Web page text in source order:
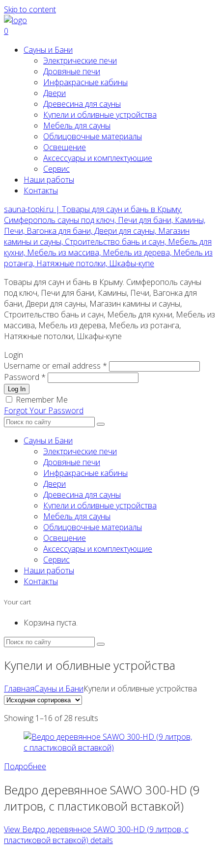
Skip to content
0
Сауны и Бани
Электрические печи
Дровяные печи
Инфракрасные кабины
Двери
Древесина для сауны
Купели и обливные устройства
Мебель для сауны
Облицовочные материалы
Освещение
Аксессуары и комплектующие
Сервис
Наши работы
Контакты
sauna-topki.ru | Товары для саун и бань в Крыму.
Симферополь сауны под ключ, Печи для бани, Камины,
Печи, Вагонка для бани, Двери для сауны, Магазин
камины и сауны, Строительство бань и саун, Мебель для
кухни, Мебель из массива, Мебель из дерева, Мебель из
ротанга, Натяжные потолки, Шкафы-купе
Товары для саун и бань в Крыму. Симферополь сауны
под ключ, Печи для бани, Камины, Печи, Вагонка для
бани, Двери для сауны, Магазин камины и сауны,
Строительство бань и саун, Мебель для кухни, Мебель из
массива, Мебель из дерева, Мебель из ротанга,
Натяжные потолки, Шкафы-купе
Login
Username or email address *
Password *
Log In
Remember Me
Forgot Your Password
Сауны и Бани
Электрические печи
Дровяные печи
Инфракрасные кабины
Двери
Древесина для сауны
Купели и обливные устройства
Мебель для сауны
Облицовочные материалы
Освещение
Аксессуары и комплектующие
Сервис
Наши работы
Контакты
Your cart
Корзина пуста.
Купели и обливные устройства
ГлавнаяСауны и БаниКупели и обливные устройства
Showing 1–16 of 28 results
Подробнее
Ведро деревянное SAWO 300-HD (9
литров, с пластиковой вставкой)
View Ведро деревянное SAWO 300-HD (9 литров, с
пластиковой вставкой) details